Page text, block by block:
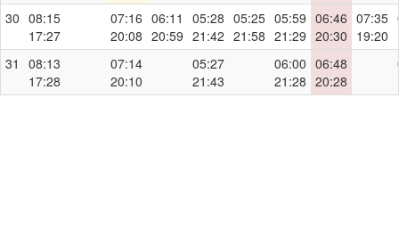
30 08:15
17:27
07:16
20:08
06:11
20:59
05:28
21:42
05:25
21:58
05:59
21:29
06:46
20:30
07:35
19:20
31
08:13
17:28
07:14
20:10
05:27
21:43
06:00
21:28
06:48
20:28